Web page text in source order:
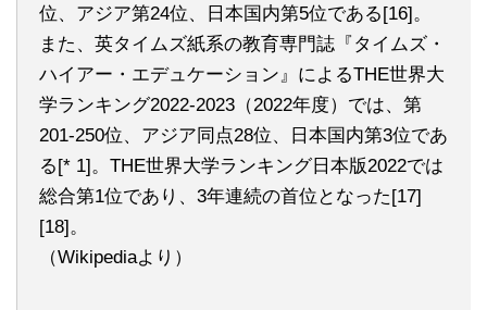
位、アジア第24位、日本国内第5位である[16]。
また、英タイムズ紙系の教育専門誌『タイムズ・
ハイアー・エデュケーション』によるTHE世界大
学ランキング2022-2023（2022年度）では、第
201-250位、アジア同点28位、日本国内第3位であ
る[* 1]。THE世界大学ランキング日本版2022では
総合第1位であり、3年連続の首位となった[17]
[18]。
（Wikipediaより）